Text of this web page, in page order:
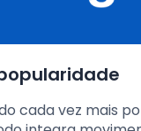
cada vez mais